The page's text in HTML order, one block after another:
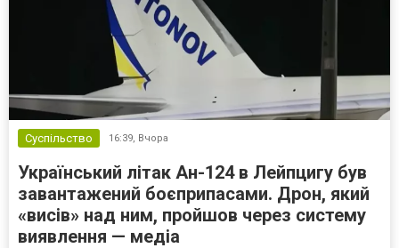
Суспільство 16:39, Вчора
Український літак Ан-124 в Лейпцигу був
завантажений боєприпасами. Дрон, який
«висів» над ним, пройшов через систему
виявлення — медіа